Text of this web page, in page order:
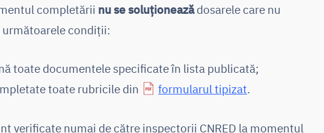
completării nu se soluționeazădosarele care nu
condiții:
toate documentele specificate în lista publicată;
toate rubricile din
formularul tipizat.
verificate numai de către inspectorii CNRED la momentul